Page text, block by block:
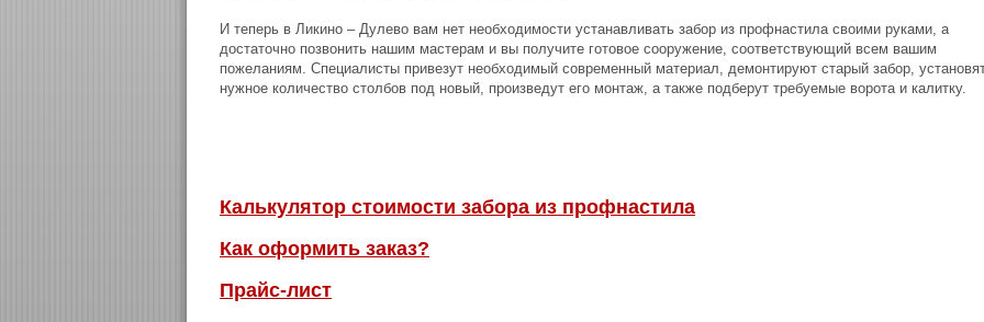
И теперь в Ликино – Дулево вам нет необходимости устанавливать забор из профнастила своими руками, а
достаточно позвонить нашим мастерам и вы получите готовое сооружение, соответствующий всем вашим
пожеланиям. Специалисты привезут необходимый современный материал, демонтируют старый забор,
нужное количество столбов под новый, произведут его монтаж, а также подберут требуемые ворота и калитку.
Калькулятор стоимости забора из профнастила
Как оформить заказ?
Прайс-лист